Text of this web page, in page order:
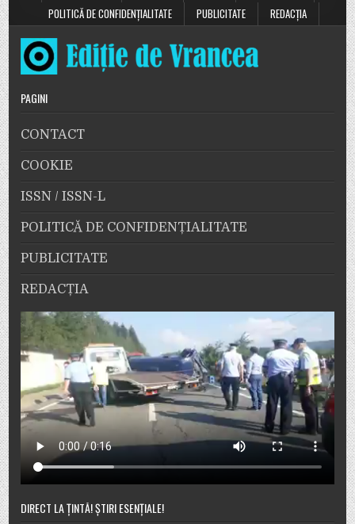
POLITICĂ DE CONFIDENȚIALITATE
PUBLICITATE REDACȚIA
PAGINI
CONTACT
COOKIE
ISSN / ISSN-L
POLITICĂ DE CONFIDENȚIALITATE
PUBLICITATE
REDACȚIA
DIRECT LA ȚINTĂ! ȘTIRI ESENȚIALE!